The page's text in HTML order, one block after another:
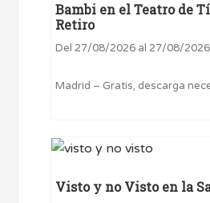
Bambi en el Teatro de
Retiro
Del 27/08/2026 al 27/08/2026
Madrid – Gratis, descarga
Visto y no Visto en la